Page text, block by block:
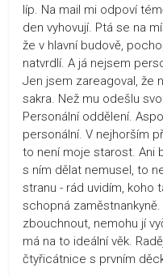
líp. Na mail mi odpoví
den vyhovují. Ptá se na
že v hlavní budově,
natvrdlí. A já nejsem
Jen jsem zareagoval, že
sakra. Než mu odešlu
Personální oddělení.
personální. V nejhorším
to není moje starost. Ani
s ním dělat nemusel, to
stranu - rád uvidím, koho
schopná
zbouchnout, nemohu jí
má na to ideální věk.
čtyřicátnice s prvním